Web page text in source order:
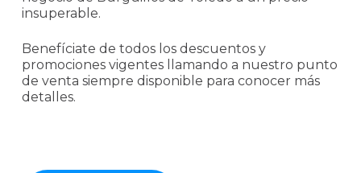
insuperable.
Benefíciate de todos los descuentos y
promociones vigentes llamando a nuestro punto
de venta siempre disponible para conocer más
detalles.